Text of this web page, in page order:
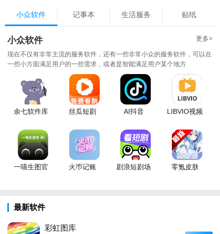
小众软件 记事本 生活服务 贴纸
小众软件 更多>
现在不仅有非常主流的服务软件，还有一些非常小众的服务软件，可以在
一些小方面满足用户的一些需求，或者是智能满足用户某个地方
余七软件库 丝瓜短剧 AI抖音 LIBVIO视频
一喵生图官 火帀记账 剧浪短剧场 零氪皮肤
最新软件
彩虹图库